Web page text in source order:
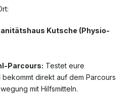
Kutsche (Physio-
Parcours: Testet eure
direkt auf dem Parcours
mit Hilfsmitteln.